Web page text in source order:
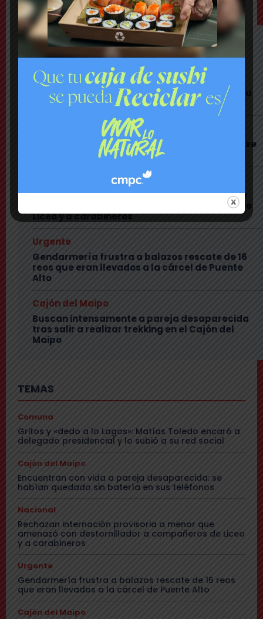
LO MÁS VISTO ESTA SEMANA
Comuna
Gritos y «dedo a lo Lagos»: Matías Toledo
encaró a delegado presidencial y lo subió a su
red social
Cajón del Maipo
Encuentran con vida a pareja desaparecida: se
habían quedado sin batería en sus teléfonos
Rechazan internación provisoria a menor que
amenazó con destornillador a compañeros de
Liceo y a carabineros
Urgente
Gendarmería frustra a balazos rescate de 16
reos que eran llevados a la cárcel de Puente
Alto
Cajón del Maipo
Buscan intensamente a pareja desaparecida
tras salir a realizar trekking en el Cajón del
Maipo
TEMAS
Comuna
Gritos y «dedo a lo Lagos»: Matías Toledo encaró a
delegado presidencial y lo subió a su red social
Cajón del Maipo
Encuentran con vida a pareja desaparecida: se
habían quedado sin batería en sus teléfonos
Nacional
Rechazan internación provisoria a menor que
amenazó con destornillador a compañeros de Liceo
y a carabineros
Urgente
Gendarmería frustra a balazos rescate de 16 reos
que eran llevados a la cárcel de Puente Alto
Cajón del Maipo